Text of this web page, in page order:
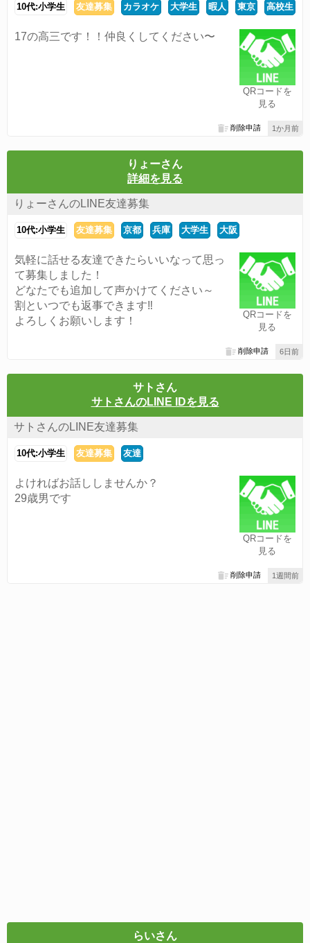
10代:小学生 友達募集 カラオケ 大学生 暇人 東京 高校生
QRコードを
見る
17の高三です！！仲良くしてください〜
1か月前
削除申請
りょーさん
詳細を見る
りょーさんのLINE友達募集
10代:小学生 友達募集 京都 兵庫 大学生 大阪
QRコードを
見る
気軽に話せる友達できたらいいなって思っ
て募集しました！
どなたでも追加して声かけてください～
割といつでも返事できます‼︎
よろしくお願いします！
6日前
削除申請
サトさん
サトさんのLINE IDを見る
サトさんのLINE友達募集
10代:小学生 友達募集 友達
QRコードを
見る
よければお話ししませんか？
29歳男です
1週間前
削除申請
らいさん